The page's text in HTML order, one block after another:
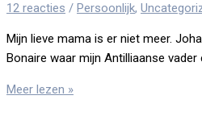
12 reacties / Persoonlijk,
Mijn lieve mama is er niet meer.
Bonaire waar mijn Antilliaanse
Meer lezen »